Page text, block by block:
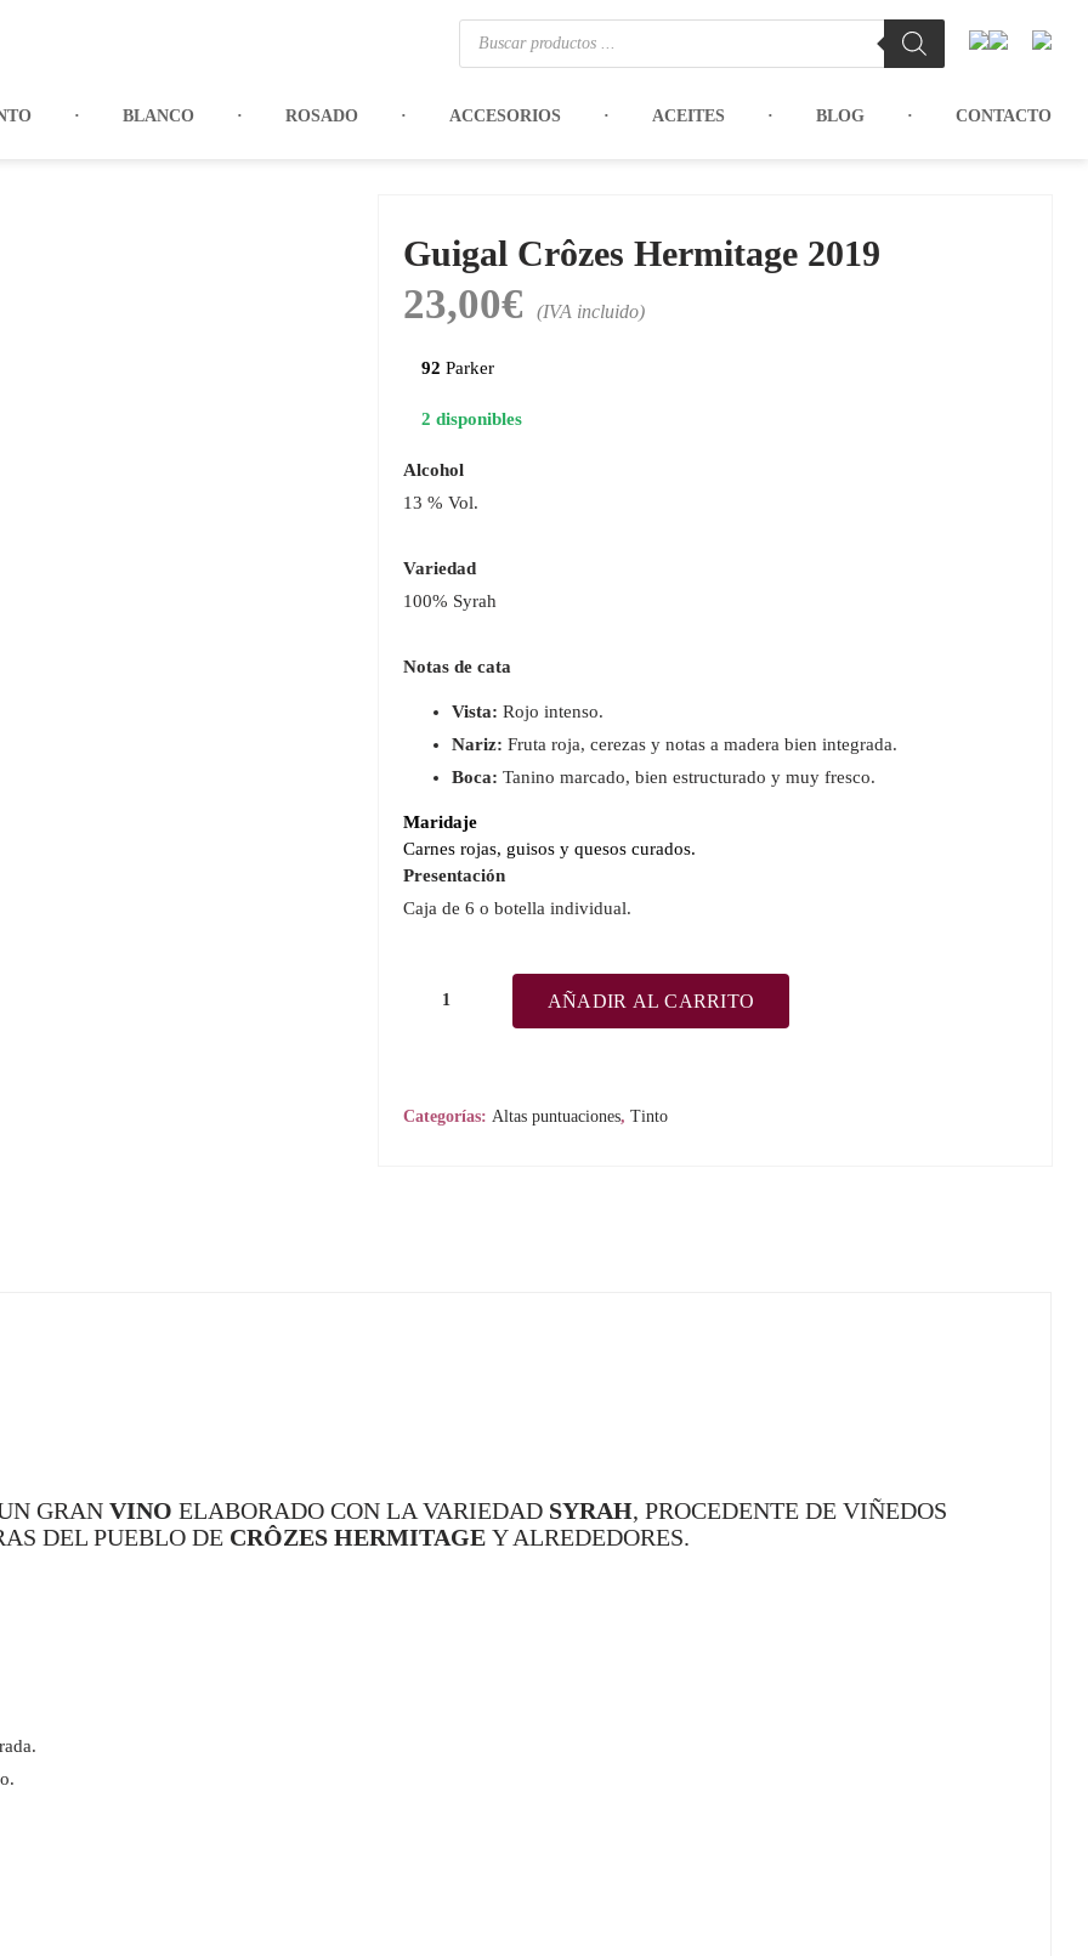
Búsqueda
productos
BLANCO ROSADO ACCESORIOS ACEITES BLOG CONTACTO
Guigal Crôzes Hermitage 2019
23,00€ (IVA incluido)
92 Parker
2 disponibles
Alcohol
13 % Vol.
Variedad
100% Syrah
Notas de cata
Vista: Rojo intenso.
Nariz: Fruta roja, cerezas y notas a madera bien integrada.
Boca: Tanino marcado, bien estructurado y muy fresco.
Maridaje
Carnes rojas, guisos y quesos curados.
Presentación
Caja de 6 o botella individual.
Guigal
cantidad
AÑADIR AL CARRITO
Categorías: Altas puntuaciones, Tinto
GRAN VINO ELABORADO CON LA VARIEDAD SYRAH, PROCEDENTE DE VIÑEDOS
DEL PUEBLO DE CRÔZES HERMITAGE Y ALREDEDORES.